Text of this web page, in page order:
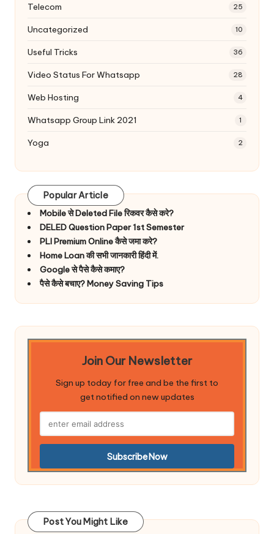
Telecom 25
Uncategorized 10
Useful Tricks 36
Video Status For Whatsapp 28
Web Hosting 4
Whatsapp Group Link 2021 1
Yoga 2
Popular Article
Mobile से Deleted File रिकवर कैसे करे?
DELED Question Paper 1st Semester
PLI Premium Online कैसे जमा करे?
Home Loan की सभी जानकारी हिंदी में.
Google से पैसे कैसे कमाए?
पैसे कैसे बचाए? Money Saving Tips
Join Our Newsletter
Sign up today for free and be the first to
get notified on new updates
Post You Might Like